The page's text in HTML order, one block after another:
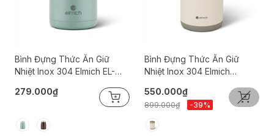
Bình Đựng Thức Ăn Giữ
Nhiệt Inox 304 Elmich EL-
279.000₫
Bình Đựng Thức Ăn Giữ
Nhiệt Inox 304 Elmich
550.000₫
899.000₫ -39%